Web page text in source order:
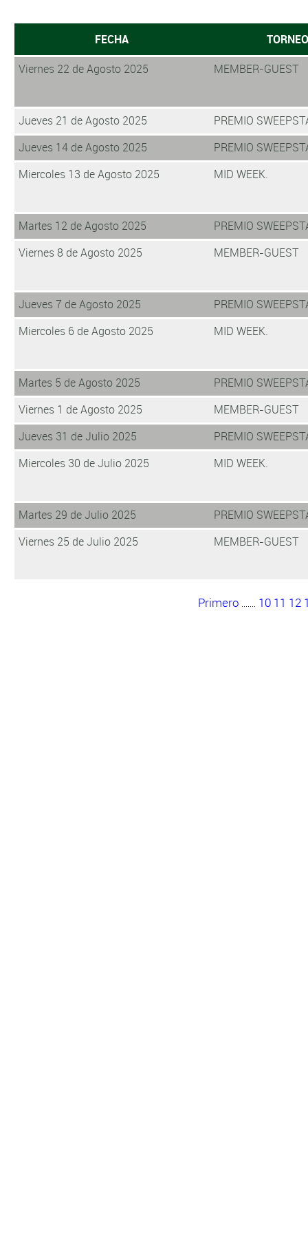
FECHA
Viernes 22 de Agosto 2025
MEMBER-GUEST
Jueves 21 de Agosto 2025
PREMIO
Jueves 14 de Agosto 2025
PREMIO
Miercoles 13 de Agosto 2025
MID WEEK.
Martes 12 de Agosto 2025
PREMIO
Viernes 8 de Agosto 2025
MEMBER-GUEST
Jueves 7 de Agosto 2025
PREMIO
Miercoles 6 de Agosto 2025
MID WEEK.
Martes 5 de Agosto 2025
PREMIO
Viernes 1 de Agosto 2025
MEMBER-GUEST
Jueves 31 de Julio 2025
PREMIO
Miercoles 30 de Julio 2025
MID WEEK.
Martes 29 de Julio 2025
PREMIO
Viernes 25 de Julio 2025
MEMBER-GUEST
Primero ....... 10 11 12